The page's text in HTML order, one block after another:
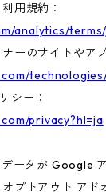
用規約：
analytics/
ーのサイトやア
シー：
privacy?hl=ja
ータが Google
プトアウト アド